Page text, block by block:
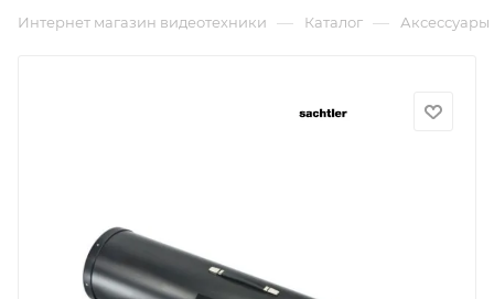
Интернет магазин видеотехники — Каталог — Аксессуары